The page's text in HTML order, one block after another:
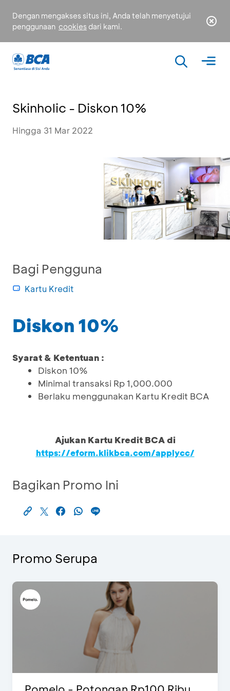
Dengan mengakses situs ini, Anda telah menyetujui
penggunaan cookies dari kami.
Skinholic - Diskon 10%
Hingga 31 Mar 2022
Bagi Pengguna
Kartu Kredit
Diskon 10%
Syarat & Ketentuan :
Diskon 10%
Minimal transaksi Rp 1,000.000
Berlaku menggunakan Kartu Kredit BCA
Ajukan Kartu Kredit BCA di
https://eform.klikbca.com/applycc/
Bagikan Promo Ini
Promo Serupa